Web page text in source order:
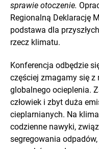
sprawie otoczenie.
Regionalną Deklarację
podstawa dla
rzecz klimatu.
Konferencja odbędzie
częściej zmagamy się
globalnego ocieplenia.
człowiek i zbyt duża
cieplarnianych. Na
codzienne nawyki,
segregowania